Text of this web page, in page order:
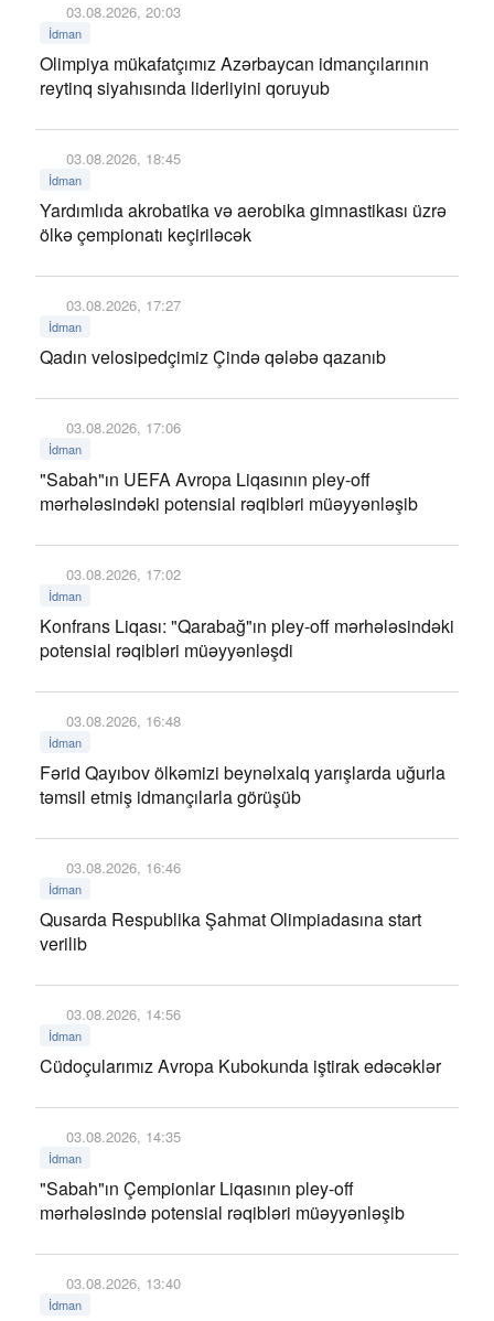
03.08.2026, 20:03
İdman
Olimpiya mükafatçımız Azərbaycan idmançılarının
reytinq siyahısında liderliyini qoruyub
03.08.2026, 18:45
İdman
Yardımlıda akrobatika və aerobika gimnastikası üzrə
ölkə çempionatı keçiriləcək
03.08.2026, 17:27
İdman
Qadın velosipedçimiz Çində qələbə qazanıb
03.08.2026, 17:06
İdman
"Sabah"ın UEFA Avropa Liqasının pley-off
mərhələsindəki potensial rəqibləri müəyyənləşib
03.08.2026, 17:02
İdman
Konfrans Liqası: "Qarabağ"ın pley-off mərhələsindəki
potensial rəqibləri müəyyənləşdi
03.08.2026, 16:48
İdman
Fərid Qayıbov ölkəmizi beynəlxalq yarışlarda uğurla
təmsil etmiş idmançılarla görüşüb
03.08.2026, 16:46
İdman
Qusarda Respublika Şahmat Olimpiadasına start
verilib
03.08.2026, 14:56
İdman
Cüdoçularımız Avropa Kubokunda iştirak edəcəklər
03.08.2026, 14:35
İdman
"Sabah"ın Çempionlar Liqasının pley-off
mərhələsində potensial rəqibləri müəyyənləşib
03.08.2026, 13:40
İdman